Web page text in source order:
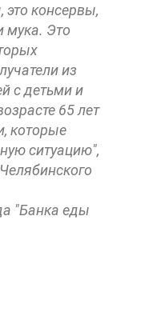
это консервы,
мука. Это
из
с детьми и
65 лет
которые
ситуацию",
"Банка еды